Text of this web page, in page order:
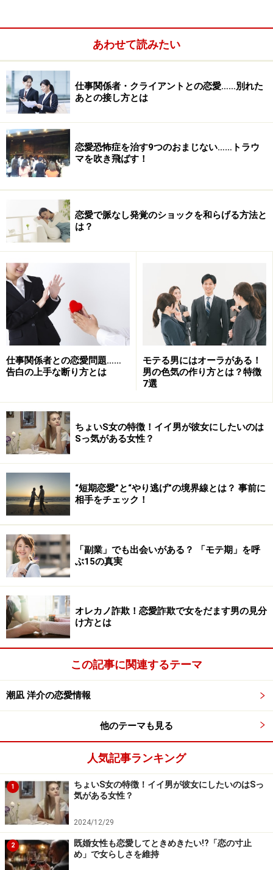
しかし、そうなると状態はますます悪化します。相手が
あなたのことを重いと思い始めてしまうのです。ある
種、病んだ状態のあなたの心の中のバイブスを相手が感
じ取ってしまうのです。
男女関係には「空白」が必要で、相手を追う「スペー
ス」がないといけません。その隙間がないくらいに愛さ
れると、相手（特に男）は逃げたくなってしまうので
す。今回はそうならないための方法についてご紹介しま
＜目次＞
2. ほかの異性とデートをして紛らわす
3. 別れが見えているなら「虫歯を抜くつもり」でぶった
切る
4. 相手の悪いところ、魅力的ではないところを友人に指
摘してもらう
6. 相手を思い出す場所から離れる
好きすぎて苦しいのに抜け出せないのは「至福の蜜」へ
の依存
1. 魅力的な別の異性と会話をして紛らわす
魅力的だなと思う異性がいる場所にいって会話を楽しん
でください。そういう友人がいない場合は、職場、ある
いはどこかのカフェでも構いません。仕事が絡んだり、
お客としてなら、魅力的な異性も笑顔であなたに接して
くれるでしょう。
手に入らない「あの人」と違い、フラットな会話を楽し
めるはずです。それが恋人関係ではないと分かっていて
あわせて読みたい
仕事関係者・クライアントとの恋愛……別れた
あとの接し方とは
恋愛恐怖症を治す9つのおまじない……トラウ
マを吹き飛ばす！
恋愛で脈なし発覚のショックを和らげる方法と
は？
仕事関係者との恋愛問題……
告白の上手な断り方とは
モテる男にはオーラがある！
男の色気の作り方とは？特徴
7選
ちょいS女の特徴！イイ男が彼女にしたいのは
Sっ気がある女性？
“短期恋愛”と“やり逃げ”の境界線とは？ 事前に
相手をチェック！
「副業」でも出会いがある？ 「モテ期」を呼
ぶ15の真実
オレカノ詐欺！恋愛詐欺で女をだます男の見分
け方とは
この記事に関連するテーマ
潮凪 洋介の恋愛情報
他のテーマも見る
人気記事ランキング
1
ちょいS女の特徴！イイ男が彼女にしたいのはSっ
気がある女性？
2024/12/29
2
既婚女性も恋愛してときめきたい!?「恋の寸止
め」で女らしさを維持